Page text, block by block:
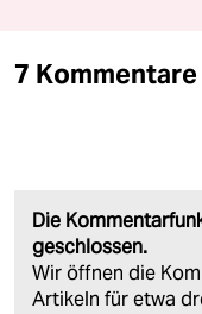
7 Kommentare
Die
geschlossen.
Wir öffnen die
Artikeln für etwa